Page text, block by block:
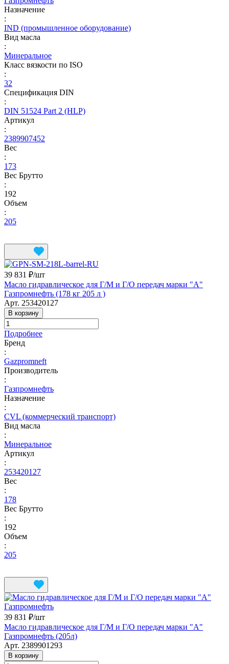
Назначение
:
IND (промышленное оборудование)
Вид масла
:
Минеральное
Класс вязкости по ISO
:
32
Спецификация DIN
:
DIN 51524 Part 2 (HLP)
Артикул
:
2389907452
Вес
:
173
Вес Брутто
:
192
Объем
:
205
39 831 ₽/шт
Масло гидравлическое для Г/М и Г/О передач марки "А"
Газпромнефть (178 кг 205 л )
Арт. 253420127
В корзину
Подробнее
Бренд
:
Gazpromneft
Производитель
:
Газпромнефть
Назначение
:
CVL (коммерческий транспорт)
Вид масла
:
Минеральное
Артикул
:
253420127
Вес
:
178
Вес Брутто
:
192
Объем
:
205
39 831 ₽/шт
Масло гидравлическое для Г/М и Г/О передач марки "А"
Газпромнефть (205л)
Арт. 2389901293
В корзину